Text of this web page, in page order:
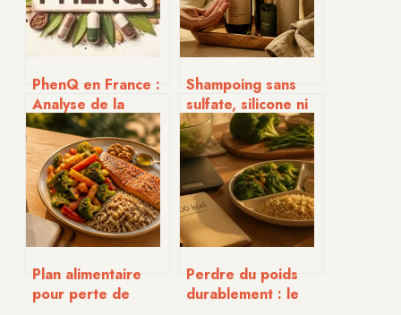
PhenQ en France :
Analyse de la
légalité, de la
composition et des
risques réels
Shampoing sans
sulfate, silicone ni
paraben : 3
critères pour
choisir le soin idéal
Plan alimentaire
pour perte de
Perdre du poids
durablement : le